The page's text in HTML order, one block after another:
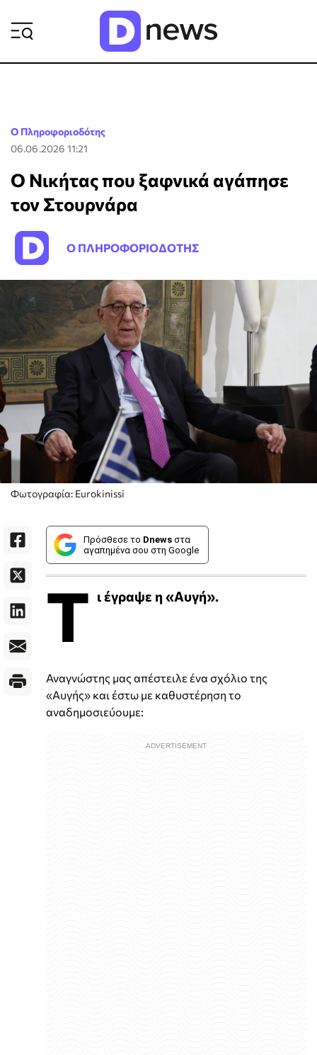
Ο Πληροφοριοδότης
06.06.2026 11:21
Ο Νικήτας που ξαφνικά αγάπησε
τον Στουρνάρα
Ο ΠΛΗΡΟΦΟΡΙΟΔΟΤΗΣ
Φωτογραφία: Eurokinissi
Πρόσθεσε το Dnews στα
αγαπημένα σου στη Google
Τ ι έγραψε η «Αυγή».
Αναγνώστης μας απέστειλε ένα σχόλιο της
«Αυγής» και έστω με καθυστέρηση το
αναδημοσιεύουμε: